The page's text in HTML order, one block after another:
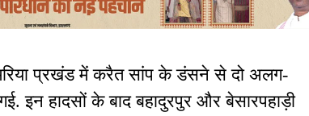
प्रखंड में करैत सांप के डंसने से दो अलग-
इन हादसों के बाद बहादुरपुर और बेसारपहाड़ी